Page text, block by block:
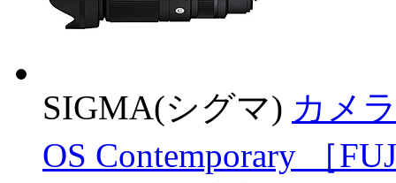
SIGMA(シグマ) カメ
OS Contemporary ［